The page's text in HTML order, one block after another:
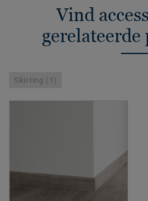
Vind
gerelateerde
Skirting (1)